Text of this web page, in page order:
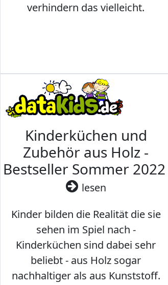
verhindern das vielleicht.
Kinderküchen und
Zubehör aus Holz -
Bestseller Sommer 2022
lesen
Kinder bilden die Realität die sie
sehen im Spiel nach -
Kinderküchen sind dabei sehr
beliebt - aus Holz sogar
nachhaltiger als aus Kunststoff.